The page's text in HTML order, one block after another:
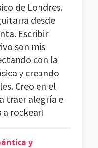
de Londres.
desde
Escribir
son mis
con la
y creando
Creo en el
traer alegría e
a rockear!
y